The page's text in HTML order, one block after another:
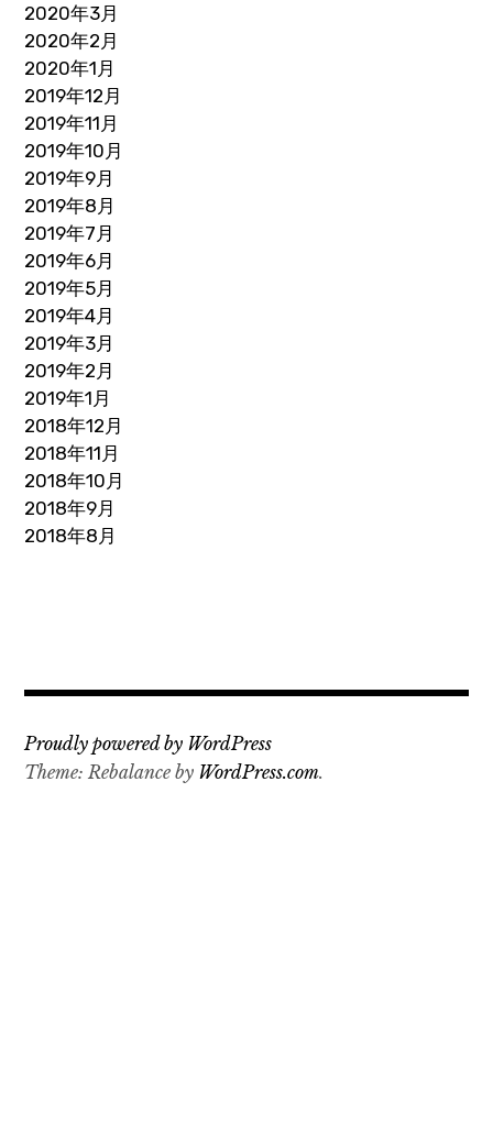
2020年3月
2020年2月
2020年1月
2019年12月
2019年11月
2019年10月
2019年9月
2019年8月
2019年7月
2019年6月
2019年5月
2019年4月
2019年3月
2019年2月
2019年1月
2018年12月
2018年11月
2018年10月
2018年9月
2018年8月
Proudly powered by WordPress
Theme: Rebalance by WordPress.com.